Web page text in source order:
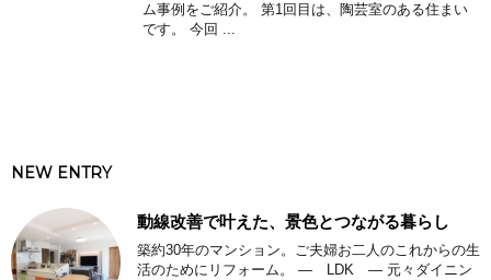
ム事例をご紹介。 第1回目は、陶芸室のある住まい
です。 今回 ...
NEW ENTRY
動線改善で叶えた、景色とつながる暮らし
築約30年のマンション。ご夫婦お二人のこれからの生
活のためにリフォーム。 ― LDK ― 元々ダイニン